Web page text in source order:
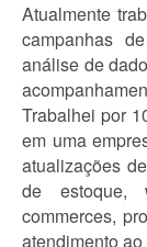
Atualmente
campanhas
análise de
Trabalhei por
em uma
atualizações
de estoque,
commerces,
atendimento